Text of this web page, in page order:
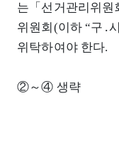
는「선거관리위원
위원회(이하 “구․
위탁하여야 한다.
②～④ 생략